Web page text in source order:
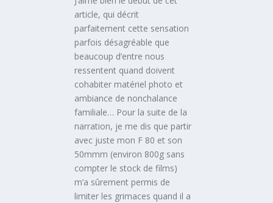
article, qui décrit
parfaitement cette sensation
parfois désagréable que
beaucoup d’entre nous
ressentent quand doivent
cohabiter matériel photo et
ambiance de nonchalance
familiale… Pour la suite de la
narration, je me dis que partir
avec juste mon F 80 et son
50mmm (environ 800g sans
compter le stock de films)
m’a sûrement permis de
limiter les grimaces quand il a